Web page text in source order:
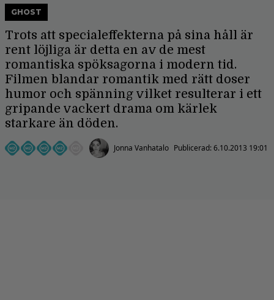
GHOST
Trots att specialeffekterna på sina håll är
rent löjliga är detta en av de mest
romantiska spöksagorna i modern tid.
Filmen blandar romantik med rätt doser
humor och spänning vilket resulterar i ett
gripande vackert drama om kärlek
starkare än döden.
Jonna Vanhatalo Publicerad:6.10.2013 19:01